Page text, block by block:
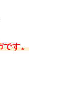
です。